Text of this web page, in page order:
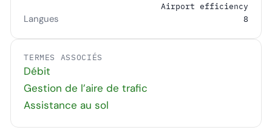
Airport efficiency
Langues 8
TERMES ASSOCIÉS
Débit
Gestion de l’aire de trafic
Assistance au sol